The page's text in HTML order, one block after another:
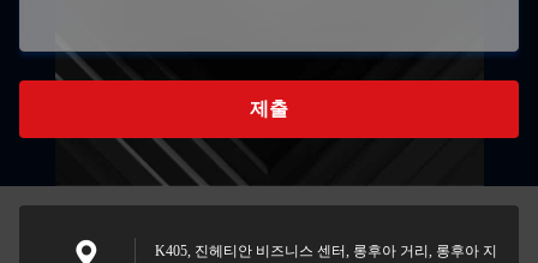
제출
K405, 진헤티안 비즈니스 센터, 롱후아 거리, 롱후아 지